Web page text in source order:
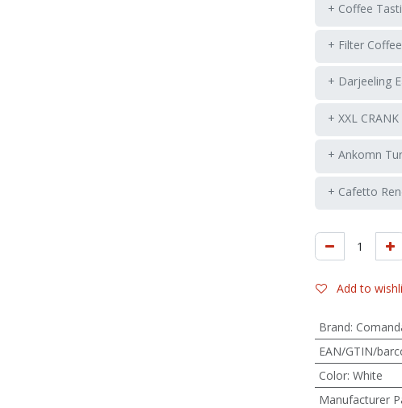
+ Coffee
+ Filter
+ Darjeeling
+ XXL
+ Ankomn
+ Cafetto
Add to
Brand:
EAN/GTIN/
Color: White
Manufacturer